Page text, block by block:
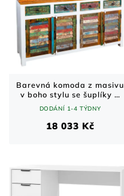
Barevná komoda z masivu
v boho stylu se šuplíky a
dvířky
DODÁNÍ 1-4 TÝDNY
18 033 Kč